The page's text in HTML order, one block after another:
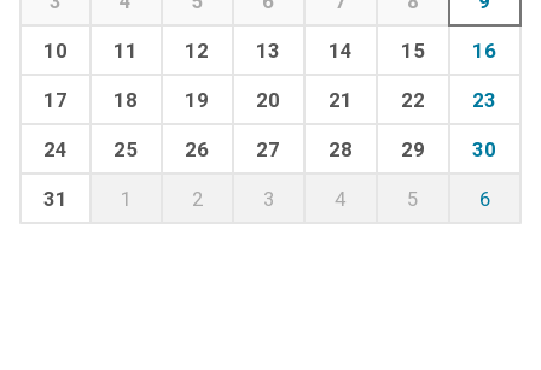
10 11 12 13 14 15 16
17 18 19 20 21 22 23
24 25 26 27 28 29 30
31 1 2 3 4 5 6